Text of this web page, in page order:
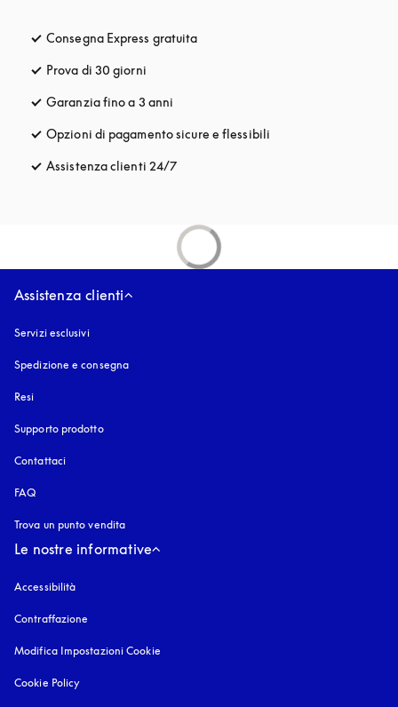
Consegna Express gratuita
Prova di 30 giorni
Garanzia fino a 3 anni
Opzioni di pagamento sicure e flessibili
Assistenza clienti 24/7
Assistenza clienti
Servizi esclusivi
Spedizione e consegna
Resi
Supporto prodotto
Contattaci
FAQ
Trova un punto vendita
Le nostre informative
Accessibilità
Contraffazione
Modifica Impostazioni Cookie
Cookie Policy